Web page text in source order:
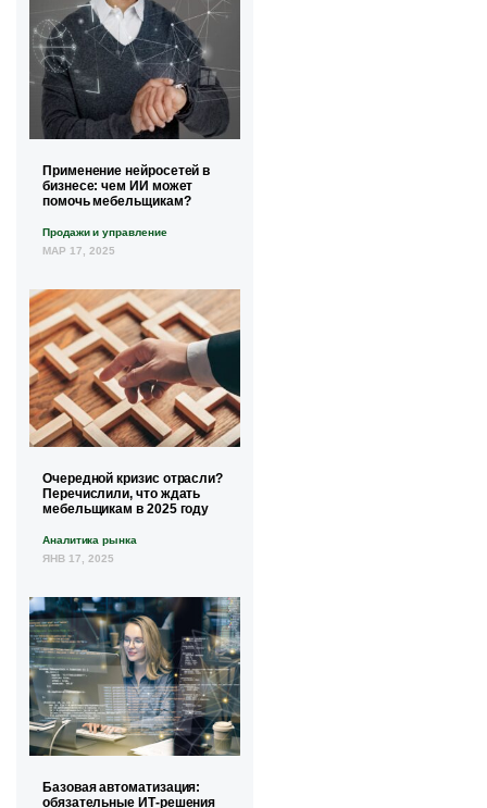
Применение нейросетей в
бизнесе: чем ИИ может
помочь мебельщикам?
Продажи и управление
МАР 17, 2025
Очередной кризис отрасли?
Перечислили, что ждать
мебельщикам в 2025 году
Аналитика рынка
ЯНВ 17, 2025
Базовая автоматизация:
обязательные ИТ-решения